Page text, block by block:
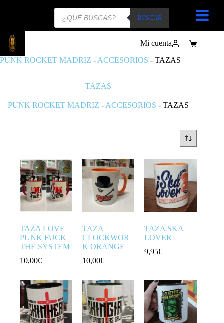
Búsqueda
BUSCAR
Mi cuenta
Carro
PUNK ROCKET MADRIZ - ACCESORIOS - TAZAS
TAZAS
PUNK ROCKET MADRIZ - ACCESORIOS -TAZAS
TAZA LOVE
PUNK FUCK
THE SYSTEM
10,00€
TAZA
CLOCKWOR
K ORANGE
10,00€
TAZA SKA
LOVER
9,95€